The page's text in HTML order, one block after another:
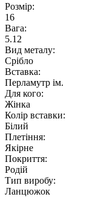
Розмір:
16
Вага:
5.12
Вид металу:
Срібло
Вставка:
Перламутр ім.
Для кого:
Жінка
Колір вставки:
Білий
Плетіння:
Якірне
Покриття:
Родій
Тип виробу:
Ланцюжок